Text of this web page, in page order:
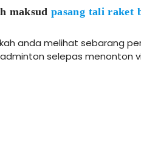
maksudpasang tali raket
anda melihat sebarang
selepas menonton